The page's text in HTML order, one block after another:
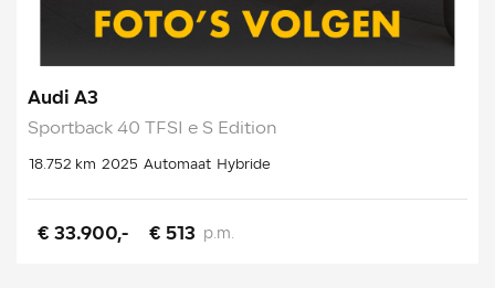
Audi A3
Sportback 40 TFSI e S Edition
18.752 km 2025 Automaat Hybride
€ 33.900,- € 513 p.m.